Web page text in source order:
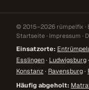
© 2015–2026 rümpelfix ·
Startseite · Impressum ·
Einsatzorte:
Esslingen· Ludwigsburg·
Konstanz· Ravensburg·
Häufig abgeholt: